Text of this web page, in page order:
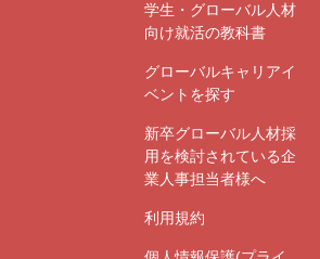
学生・グローバル人材
向け就活の教科書
グローバルキャリアイ
ベントを探す
新卒グローバル人材採
用を検討されている企
業人事担当者様へ
利用規約